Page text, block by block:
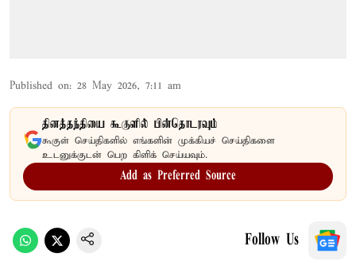
Published on: 28 May 2026, 7:11 am
தினத்தந்தியை கூகுளில் பின்தொடரவும்
கூகுள் செய்திகளில் எங்களின் முக்கியச் செய்திகளை
உடனுக்குடன் பெற கிளிக் செய்யவும்.
Add as Preferred Source
Follow Us